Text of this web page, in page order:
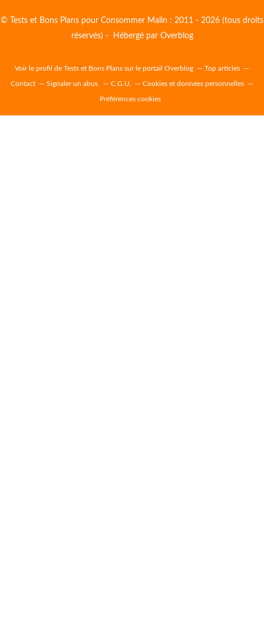
© Tests et Bons Plans pour Consommer Malin : 2011 - 2026 (tous droits
réservés) - Hébergé par Overblog
Voir le profil de Tests et Bons Plans sur le portail Overblog Top articles
Contact Signaler un abus C.G.U. Cookies et données personnelles
Préférences cookies